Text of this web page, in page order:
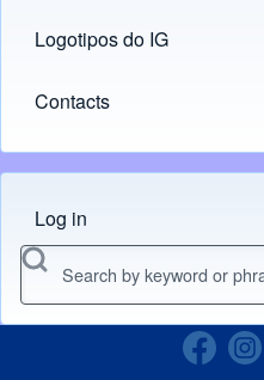
Logotipos do IG
(opens in new tab)
Contacts
Menu do usuário
Log in
Search